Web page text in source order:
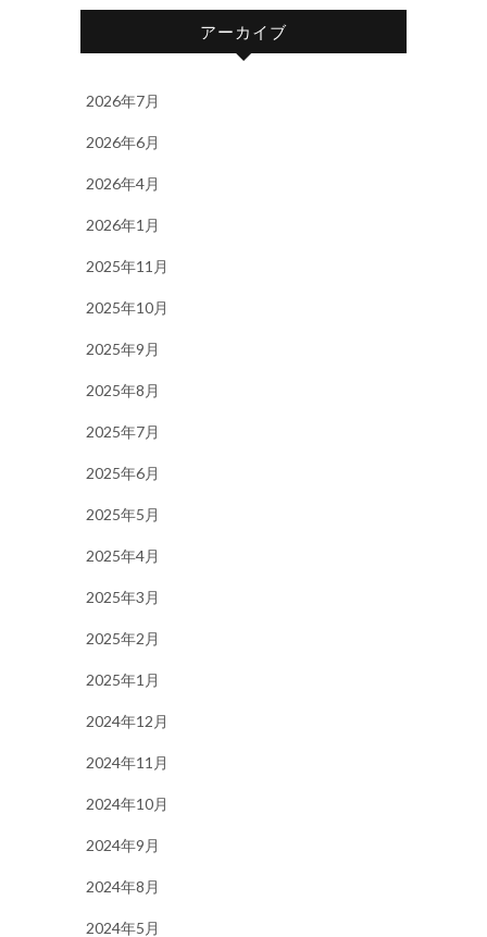
アーカイブ
2026年7月
2026年6月
2026年4月
2026年1月
2025年11月
2025年10月
2025年9月
2025年8月
2025年7月
2025年6月
2025年5月
2025年4月
2025年3月
2025年2月
2025年1月
2024年12月
2024年11月
2024年10月
2024年9月
2024年8月
2024年5月